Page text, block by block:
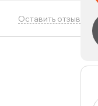
Оставить отзыв